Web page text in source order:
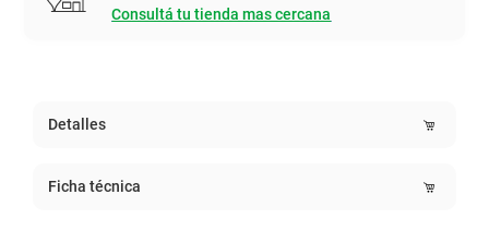
Consultá tu tienda mas cercana
Detalles
Ficha técnica